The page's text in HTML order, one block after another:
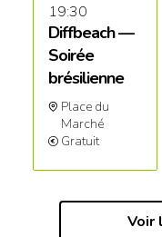
19:30
Diffbeach —
Soirée
brésilienne
Place du
Marché
Gratuit
Voir